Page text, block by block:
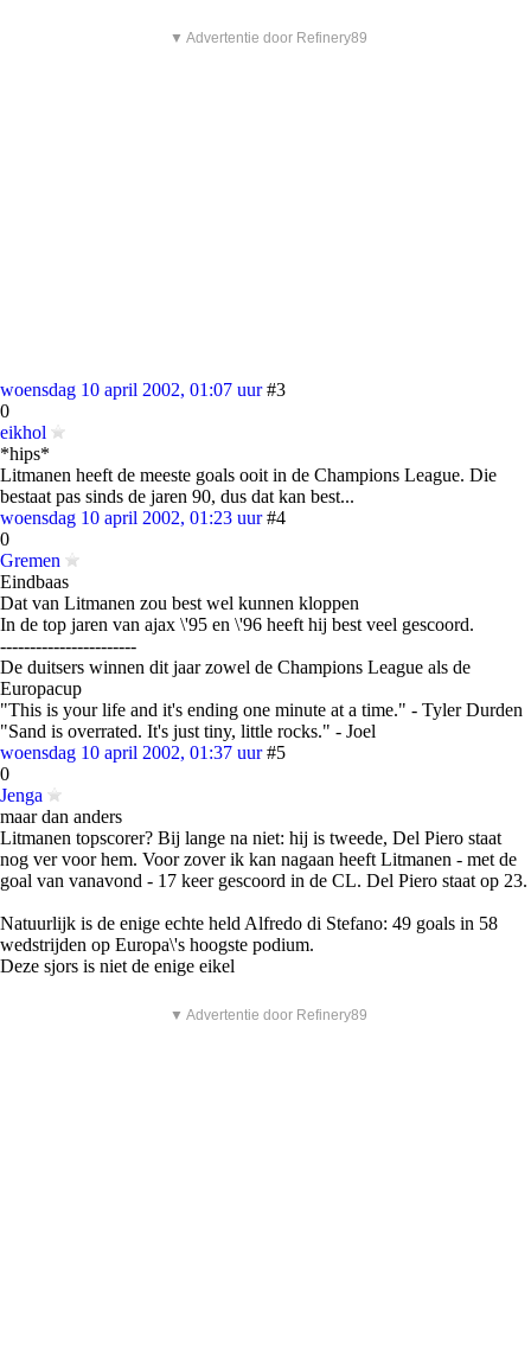
▼ Advertentie door Refinery89
woensdag 10 april 2002, 01:07 uur #3
0
eikhol
*hips*
Litmanen heeft de meeste goals ooit in de Champions League. Die
bestaat pas sinds de jaren 90, dus dat kan best...
woensdag 10 april 2002, 01:23 uur #4
0
Gremen
Eindbaas
Dat van Litmanen zou best wel kunnen kloppen
In de top jaren van ajax \'95 en \'96 heeft hij best veel gescoord.
-----------------------
De duitsers winnen dit jaar zowel de Champions League als de
Europacup
"This is your life and it's ending one minute at a time." - Tyler Durden
"Sand is overrated. It's just tiny, little rocks." - Joel
woensdag 10 april 2002, 01:37 uur #5
0
Jenga
maar dan anders
Litmanen topscorer? Bij lange na niet: hij is tweede, Del Piero staat
nog ver voor hem. Voor zover ik kan nagaan heeft Litmanen - met de
goal van vanavond - 17 keer gescoord in de CL. Del Piero staat op 23.
Natuurlijk is de enige echte held Alfredo di Stefano: 49 goals in 58
wedstrijden op Europa\'s hoogste podium.
Deze sjors is niet de enige eikel
▼ Advertentie door Refinery89